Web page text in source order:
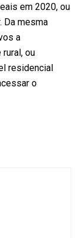
em 2020, ou
Da mesma
a
ou
residencial
o